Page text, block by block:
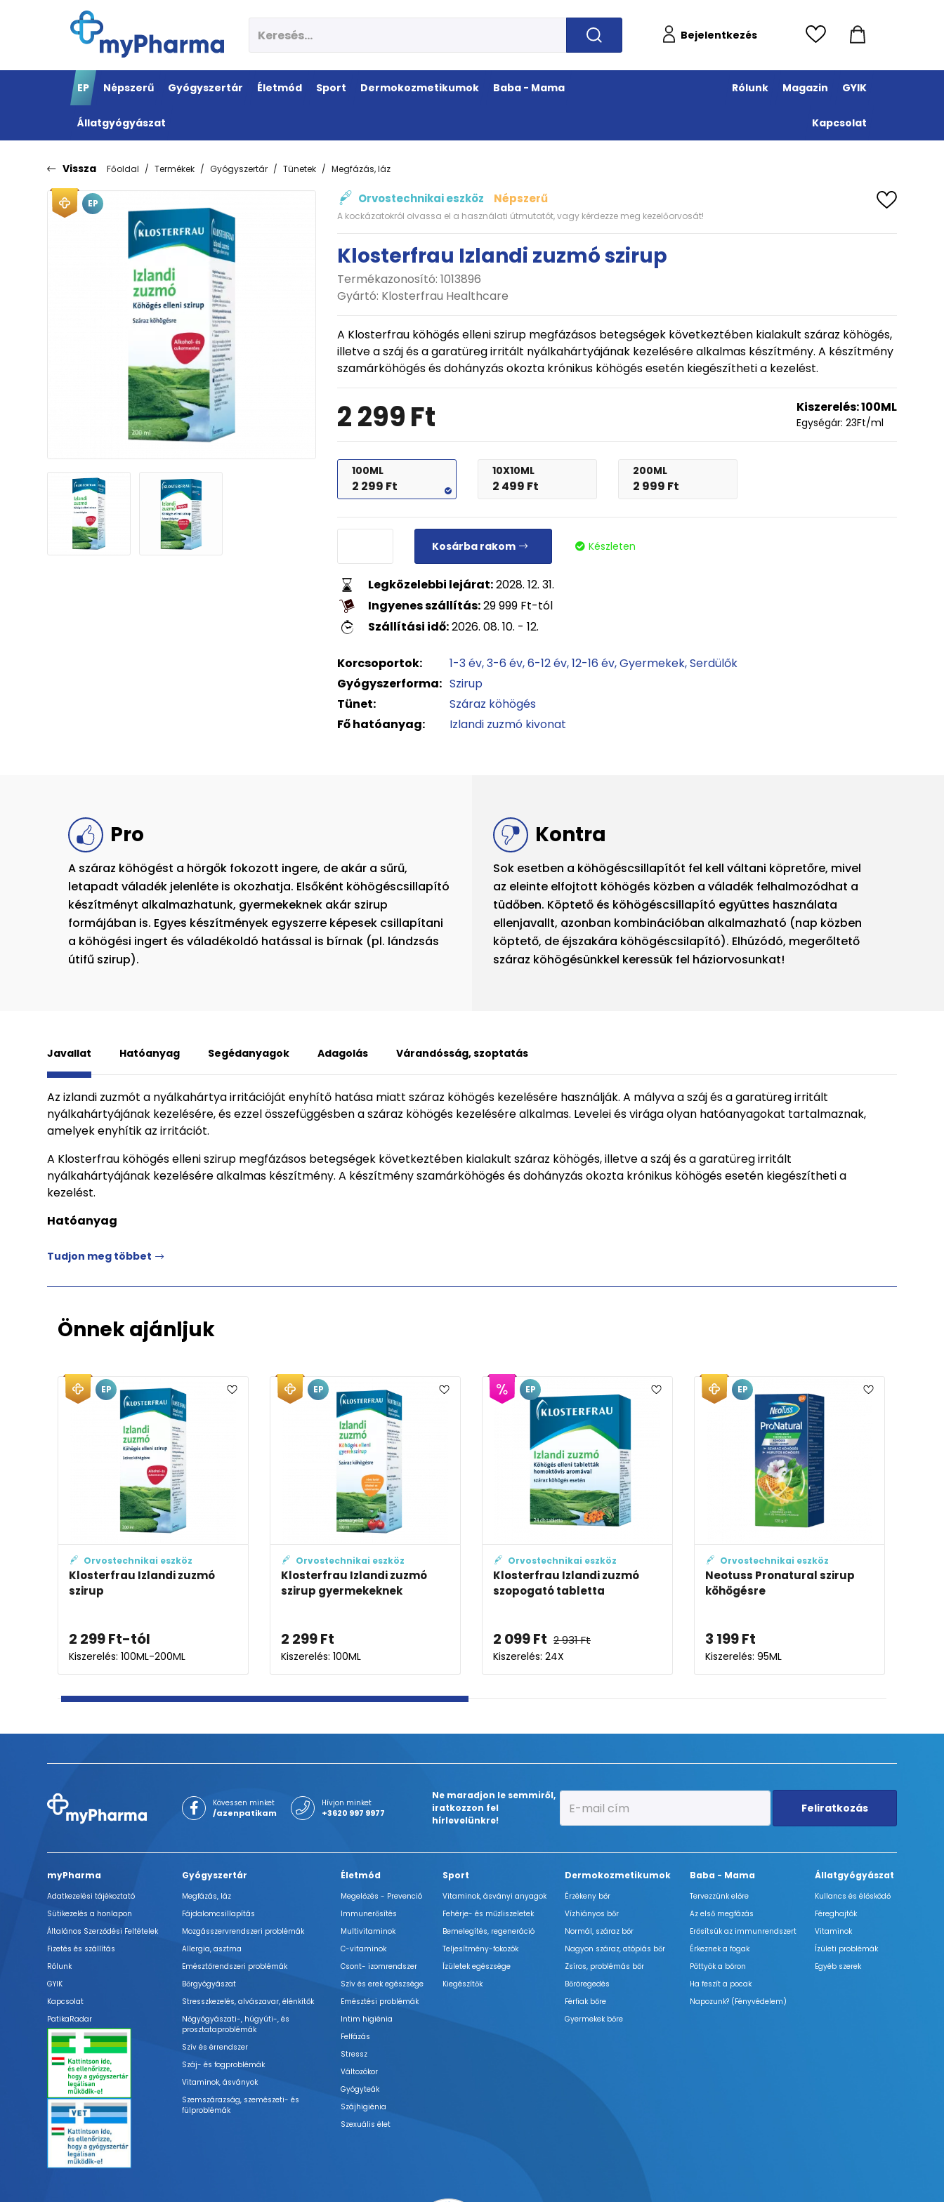
Bejelentkezés
EP Népszerű Gyógyszertár Életmód Sport Dermokozmetikumok Baba - Mama
Állatgyógyászat
Rólunk Magazin GYIK
Kapcsolat
Vissza Főoldal Termékek Gyógyszertár Tünetek Megfázás, láz
EP Orvostechnikai eszköz Népszerű
A kockázatokról olvassa el a használati útmutatót, vagy kérdezze meg kezelőorvosát!
Klosterfrau Izlandi zuzmó szirup
Termékazonosító: 1013896
Gyártó: Klosterfrau Healthcare
A Klosterfrau köhögés elleni szirup megfázásos betegségek következtében kialakult száraz köhögés,
illetve a száj és a garatüreg irritált nyálkahártyájának kezelésére alkalmas készítmény. A készítmény
szamárköhögés és dohányzás okozta krónikus köhögés esetén kiegészítheti a kezelést.
2 299Ft Kiszerelés:100ML
Egységár: 23Ft/ml
100ML
2 299 Ft
10X10ML
2 499 Ft
200ML
2 999 Ft
Kosárba rakom Készleten
Legközelebbi lejárat:2028. 12. 31.
Ingyenes szállítás:29 999 Ft-tól
Szállítási idő:2026. 08. 10. - 12.
Korcsoportok: 1-3 év 3-6 év 6-12 év 12-16 év Gyermekek Serdülők
Gyógyszerforma: Szirup
Tünet:
Száraz köhögés
Fő hatóanyag:
Izlandi zuzmó kivonat
Pro
A száraz köhögést a hörgők fokozott ingere, de akár a sűrű,
letapadt váladék jelenléte is okozhatja. Elsőként köhögéscsillapító
készítményt alkalmazhatunk, gyermekeknek akár szirup
formájában is. Egyes készítmények egyszerre képesek csillapítani
a köhögési ingert és váladékoldó hatással is bírnak (pl. lándzsás
útifű szirup).
Kontra
Sok esetben a köhögéscsillapítót fel kell váltani köpretőre, mivel
az eleinte elfojtott köhögés közben a váladék felhalmozódhat a
tüdőben. Köptető és köhögéscsillapító együttes használata
ellenjavallt, azonban kombinációban alkalmazható (nap közben
köptető, de éjszakára köhögéscsilapító). Elhúzódó, megerőltető
száraz köhögésünkkel keressük fel háziorvosunkat!
Javallat Hatóanyag Segédanyagok Adagolás Várandósság, szoptatás
Az izlandi zuzmót a nyálkahártya irritációját enyhítő hatása miatt száraz köhögés kezelésére használják. A mályva a száj és a garatüreg irritált
nyálkahártyájának kezelésére, és ezzel összefüggésben a száraz köhögés kezelésére alkalmas. Levelei és virága olyan hatóanyagokat tartalmaznak,
amelyek enyhítik az irritációt.
A Klosterfrau köhögés elleni szirup megfázásos betegségek következtében kialakult száraz köhögés, illetve a száj és a garatüreg irritált
nyálkahártyájának kezelésére alkalmas készítmény. A készítmény szamárköhögés és dohányzás okozta krónikus köhögés esetén kiegészítheti a
kezelést.
Hatóanyag
Tudjon meg többet
Önnek ajánljuk
szirup
Orvostechnikai eszköz
Stilaxx® köhögés elleni
3 299
Kiszerelés: 28X
Orvostechnikai eszköz
Theiss Herbalsept nyalóka
köhögésre málnás
Kiszerelés: 6X
EP
Orvostechnikai eszköz
Theiss Herbalsept nyalóka
torokra narancs
2 818
Kiszerelés: 6X
Orvostechnikai eszköz
Herbal Swiss Medical KID
Kiszerelés: 150ML-300ML
Kövessen minket
/azenpatikam
Hívjon minket
+3620 997 9977
Ne maradjon le semmiről,
iratkozzon fel
hírlevelünkre!
Feliratkozás
myPharma
Adatkezelési tájékoztató
Sütikezelés a honlapon
Általános Szerződési Feltételek
Fizetés és szállítás
Rólunk
GYIK
Kapcsolat
PatikaRadar
Gyógyszertár
Megfázás, láz
Fájdalomcsillapítás
Mozgásszervrendszeri problémák
Allergia, asztma
Emésztőrendszeri problémák
Bőrgyógyászat
Stresszkezelés, alvászavar, élénkítők
Nőgyógyászati-, húgyúti-, és
prosztataproblémák
Szív és érrendszer
Száj- és fogproblémák
Vitaminok, ásványok
Szemszárazság, szemészeti- és
fülproblémák
Életmód
Megelőzés - Prevenció
Immunerősítés
Multivitaminok
C-vitaminok
Csont- izomrendszer
Szív és erek egészsége
Emésztési problémák
Intim higiénia
Felfázás
Stressz
Változókor
Gyógyteák
Szájhigiénia
Szexuális élet
Sport
Vitaminok, ásványi anyagok
Fehérje- és műzliszeletek
Bemelegítés, regeneráció
Teljesítmény-fokozók
Ízületek egészsége
Kiegészítők
Dermokozmetikumok
Érzékeny bőr
Vízhiányos bőr
Normál, száraz bőr
Nagyon száraz, atópiás bőr
Zsíros, problémás bőr
Bőröregedés
Férfiak bőre
Gyermekek bőre
Baba - Mama
Tervezzünk előre
Az első megfázás
Erősítsük az immunrendszert
Érkeznek a fogak
Pöttyök a bőron
Ha feszít a pocak
Napozunk? (Fényvédelem)
Állatgyógyászat
Kullancs és élősködő
Féreghajtók
Vitaminok
Ízületi problémák
Egyéb szerek